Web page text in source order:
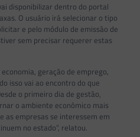
disponibilizar dentro do portal
O usuário irá selecionar o tipo
e pelo módulo de emissão de
sem precisar requerer estas
geração de emprego,
isso vai ao encontro do que
o primeiro dia de gestão,
o ambiente econômico mais
as empresas se interessem em
no estado”, relatou.